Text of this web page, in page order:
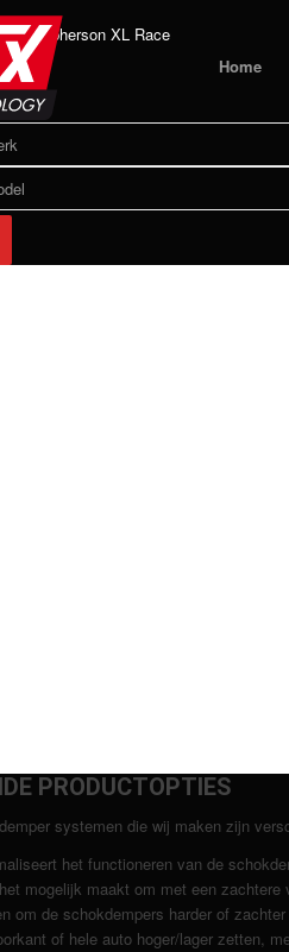
Home
Macpherson XL Race
PRODUCTOPTIES
systemen die wij maken zijn
het functioneren van de
mogelijk maakt om met een
om de schokdempers harder of
of hele auto hoger/lager zetten,